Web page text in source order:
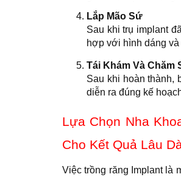
Lắp Mão Sứ
Sau khi trụ implant
hợp với hình dáng và
Tái Khám Và Chăm
Sau khi hoàn thành,
diễn ra đúng kế
Lựa Chọn Nha
Cho Kết Quả Lâu
Việc trồng răng Implant là